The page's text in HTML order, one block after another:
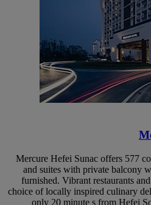
Mercure Hefei Sunac offers 577
and suites with private balcony
furnished. Vibrant restaurants
choice of locally inspired culinary
only 20 minute s from Hefei